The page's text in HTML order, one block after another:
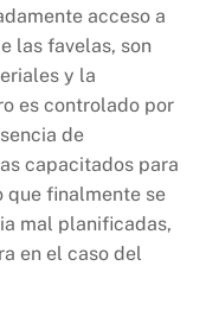
acceso a
las favelas, son
y la
es controlado por
de
capacitados para
que finalmente se
mal planificadas,
en el caso del